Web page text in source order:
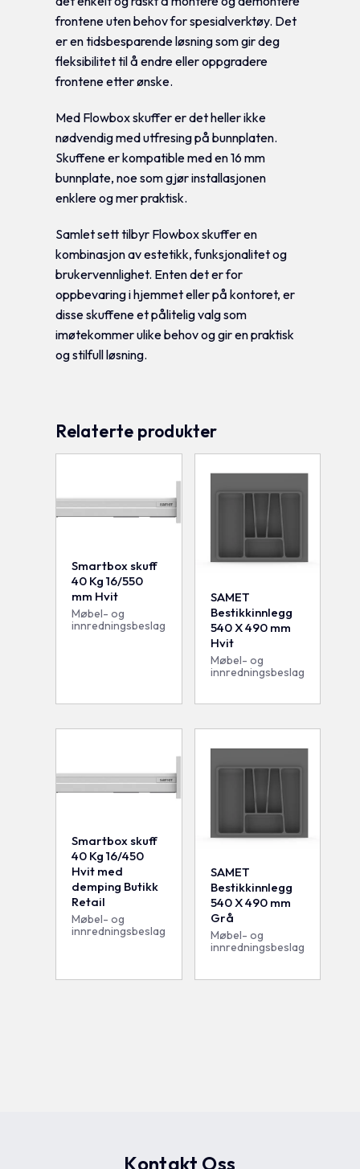
frontene uten behov for spesialverktøy. Det
er en tidsbesparende løsning som gir deg
fleksibilitet til å endre eller oppgradere
frontene etter ønske.
Med Flowbox skuffer er det heller ikke
nødvendig med utfresing på bunnplaten.
Skuffene er kompatible med en 16 mm
bunnplate, noe som gjør installasjonen
enklere og mer praktisk.
Samlet sett tilbyr Flowbox skuffer en
kombinasjon av estetikk, funksjonalitet og
brukervennlighet. Enten det er for
oppbevaring i hjemmet eller på kontoret, er
disse skuffene et pålitelig valg som
imøtekommer ulike behov og gir en praktisk
og stilfull løsning.
Relaterte produkter
Smartbox skuff
40 Kg 16/550
mm Hvit
Møbel- og
innredningsbeslag
SAMET
Bestikkinnlegg
540 X 490 mm
Hvit
Møbel- og
innredningsbeslag
Smartbox skuff
40 Kg 16/450
Hvit med
demping Butikk
Retail
Møbel- og
innredningsbeslag
SAMET
Bestikkinnlegg
540 X 490 mm
Grå
Møbel- og
innredningsbeslag
Kontakt Oss